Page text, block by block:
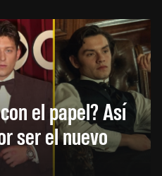
el papel? Así
ser el nuevo